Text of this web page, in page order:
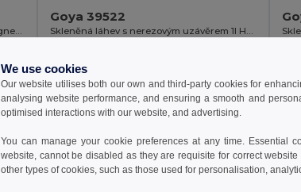
Nerezová Placatka s Bambusovým Designem 160ml HAK
Goya 39522
Skleněná láhev s nerezovým uzávěrem 1l H2O
Přidat do košíku
We use cookies
Our website utilises both our own and third-party cookies for
analysing website performance, and ensuring a smooth and
optimised interactions with our website, and advertising.
You can manage your cookie preferences at any time. Essential
website, cannot be disabled as they are requisite for correct
other types of cookies, such as those used for personalisation,